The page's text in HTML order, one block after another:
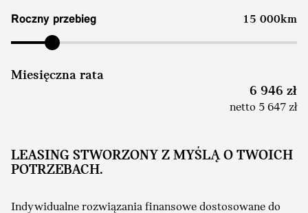
Roczny przebieg 15 000km
Miesięczna rata
6 946 zł
netto 5 647 zł
LEASING STWORZONY Z MYŚLĄ O TWOICH
POTRZEBACH.
Indywidualne rozwiązania finansowe dostosowane do